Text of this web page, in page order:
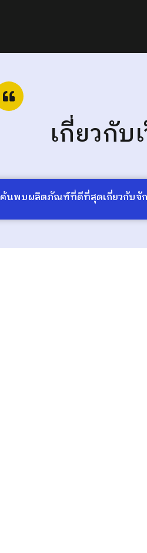
เกี่ยวกับ
ค้นพบผลิตภัณฑ์ที่ดีที่สุดเกี่ยวกับจัก